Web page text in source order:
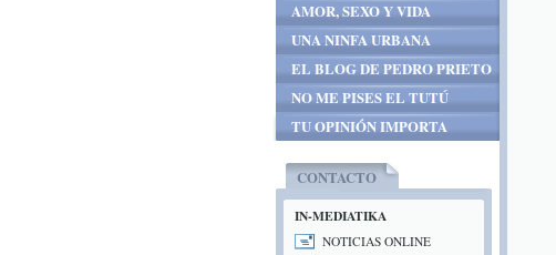
AMOR, SEXO Y VIDA
UNA NINFA URBANA
EL BLOG DE PEDRO PRIETO
NO ME PISES EL TUTÚ
TU OPINIÓN IMPORTA
CONTACTO
IN-MEDIATIKA
NOTICIAS ONLINE